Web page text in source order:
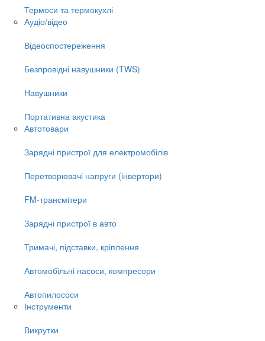
Термоси та термокухлі
Аудіо/відео
Відеоспостереження
Безпровідні навушники (TWS)
Навушники
Портативна акустика
Автотовари
Зарядні пристрої для електромобілів
Перетворювачі напруги (інвертори)
FM-трансмітери
Зарядні пристрої в авто
Тримачі, підставки, кріплення
Автомобільні насоси, компресори
Автопилососи
Інструменти
Викрутки